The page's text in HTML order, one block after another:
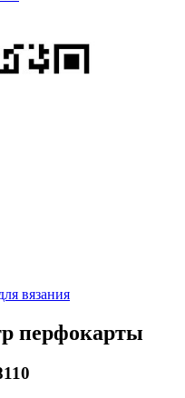
вязания
перфокарты